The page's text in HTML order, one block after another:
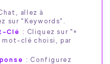
allez à
sur "Keywords".
Clé : Cliquez sur "+
mot-clé choisi, par
: Configurez